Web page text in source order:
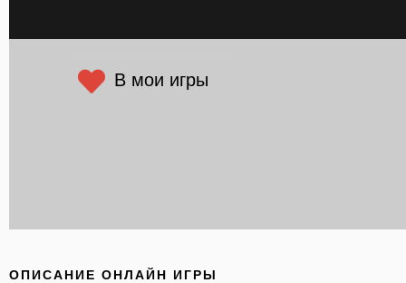
В мои игры
ОПИСАНИЕ ОНЛАЙН ИГРЫ